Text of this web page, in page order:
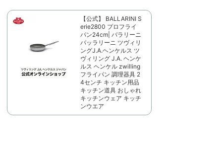
【公式】 BALLARINI S
erie2800 プロフライ
パン24cm| バラリーニ
バッラリーニ ツヴィリ
ングJ.A.ヘンケルス ツ
ヴィリング J.A. ヘンケ
ルス ヘンケル zwilling
フライパン 調理器具 2
4センチ キッチン用品
キッチン道具 おしゃれ
キッチンウェア キッチ
ンウエア